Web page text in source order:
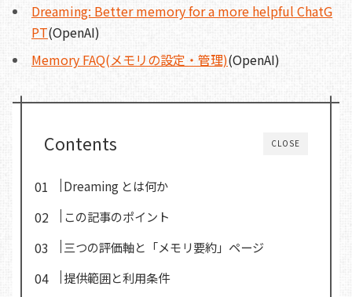
Dreaming: Better memory for a more helpful ChatG
PT(OpenAI)
Memory FAQ(メモリの設定・管理)(OpenAI)
CLOSE
Contents
Dreaming とは何か
この記事のポイント
三つの評価軸と「メモリ要約」ページ
提供範囲と利用条件